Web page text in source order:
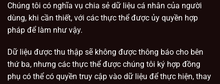
Chúng tôi có nghĩa vụ chia sẻ dữ liệu cá nhân của người
dùng, khi cần thiết, với các thực thể được ủy quyền hợp
pháp để làm như vậy.
Dữ liệu được thu thập sẽ không được thông báo cho bên
thứ ba, nhưng các thực thể được chúng tôi ký hợp đồng
phụ có thể có quyền truy cập vào dữ liệu để thực hiện, thay